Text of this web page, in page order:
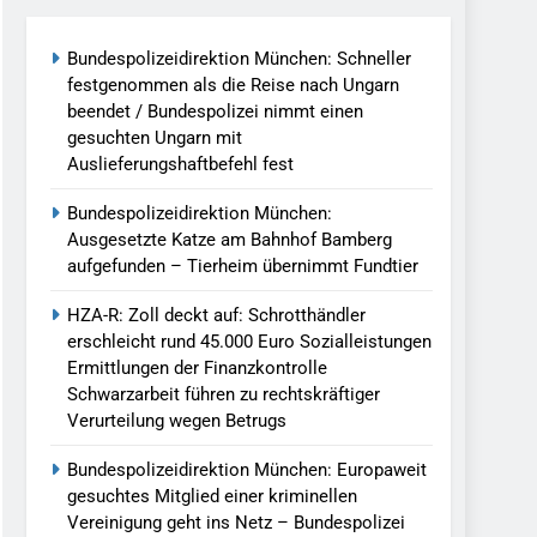
Vereinigung Geht Ins Netz –
In Saarbrücken
/ Bundespolizei Ermittelt Wegen
Fest / Mann Nach Gleissturz Verletzt
Kontrolle In Waidhaus Führt
Bundespolizei Stellt Auto
Bundespolizeidirektion München: Schneller
festgenommen als die Reise nach Ungarn
beendet / Bundespolizei nimmt einen
gesuchten Ungarn mit
Auslieferungshaftbefehl fest
Bundespolizeidirektion München:
Ausgesetzte Katze am Bahnhof Bamberg
aufgefunden – Tierheim übernimmt Fundtier
HZA-R: Zoll deckt auf: Schrotthändler
erschleicht rund 45.000 Euro Sozialleistungen
Ermittlungen der Finanzkontrolle
Schwarzarbeit führen zu rechtskräftiger
Verurteilung wegen Betrugs
Bundespolizeidirektion München: Europaweit
gesuchtes Mitglied einer kriminellen
Vereinigung geht ins Netz – Bundespolizei